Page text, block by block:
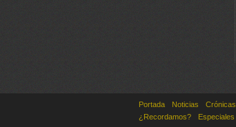
Portada Noticias Crónicas
¿Recordamos?
Especiales